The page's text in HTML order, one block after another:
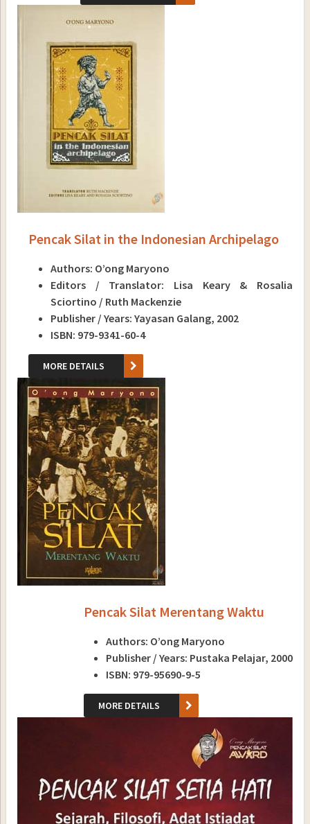
Pencak Silat in the Indonesian Archipelago
Authors: O’ong Maryono
Editors / Translator: Lisa Keary & Rosalia
Sciortino / Ruth Mackenzie
Publisher / Years: Yayasan Galang, 2002
ISBN: 979-9341-60-4
MORE DETAILS
Pencak Silat Merentang Waktu
Authors: O’ong Maryono
Publisher / Years: Pustaka Pelajar, 2000
ISBN: 979-95690-9-5
MORE DETAILS